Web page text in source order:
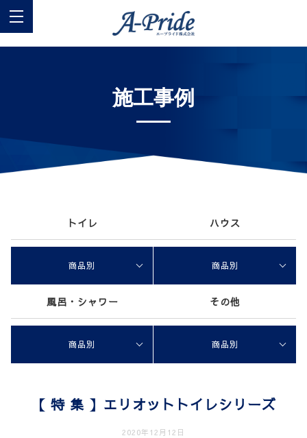
施工事例
トイレ ハウス
商品別 商品別
風呂・シャワー その他
商品別 商品別
【 特 集 】エリオットトイレシリーズ
2020年12月12日